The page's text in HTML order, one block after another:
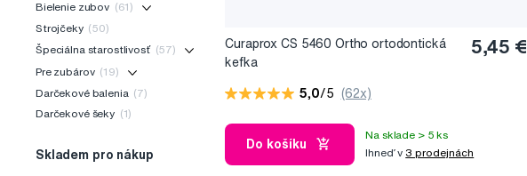
Bielenie zubov (61)
Strojčeky (50)
Špeciálna starostlivosť (57)
Pre zubárov (19)
Darčekové balenia (7)
Darčekové šeky (1)
Skladem pro nákup
Curaprox CS 5460 Ortho ortodontická
kefka
5,45 €
5,0/5 (62x)
Do košíku
Na sklade > 5 ks
Ihneď v 3 prodejnách